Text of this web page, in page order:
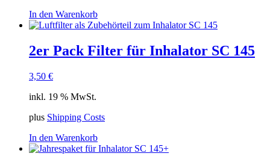
In den Warenkorb
2er Pack Filter für Inhalator SC 145
3,50 €
inkl. 19 % MwSt.
plus Shipping Costs
In den Warenkorb